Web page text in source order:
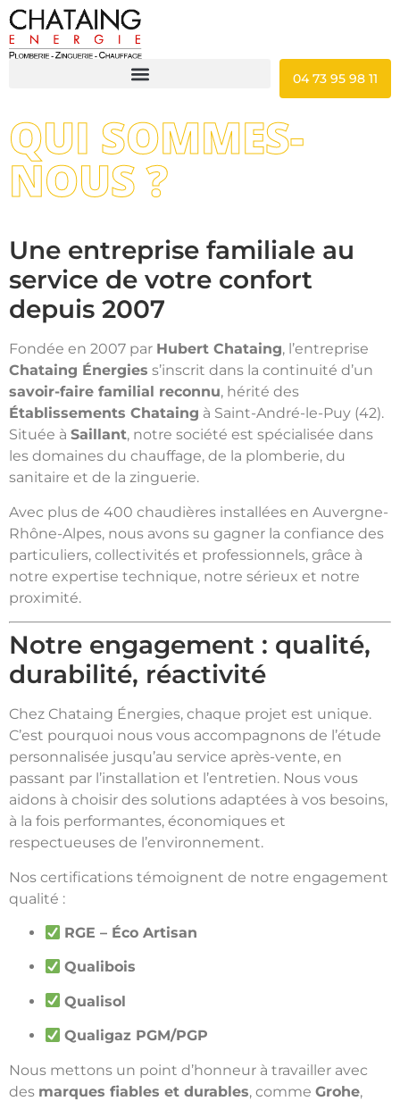
04 73 95 98 11
QUI SOMMES-
NOUS ?
Une entreprise familiale au
service de votre confort
depuis 2007
Fondée en 2007 par Hubert Chataing, l’entreprise
Chataing Énergies s’inscrit dans la continuité d’un
savoir-faire familial reconnu, hérité des
Établissements Chataing à Saint-André-le-Puy (42).
Située à Saillant, notre société est spécialisée dans
les domaines du chauffage, de la plomberie, du
sanitaire et de la zinguerie.
Avec plus de 400 chaudières installées en Auvergne-
Rhône-Alpes, nous avons su gagner la confiance des
particuliers, collectivités et professionnels, grâce à
notre expertise technique, notre sérieux et notre
proximité.
Notre engagement : qualité,
durabilité, réactivité
Chez Chataing Énergies, chaque projet est unique.
C’est pourquoi nous vous accompagnons de l’étude
personnalisée jusqu’au service après-vente, en
passant par l’installation et l’entretien. Nous vous
aidons à choisir des solutions adaptées à vos besoins,
à la fois performantes, économiques et
respectueuses de l’environnement.
Nos certifications témoignent de notre engagement
qualité :
RGE – Éco Artisan
Qualibois
Qualisol
Qualigaz PGM/PGP
Nous mettons un point d’honneur à travailler avec
des marques fiables et durables, comme Grohe,